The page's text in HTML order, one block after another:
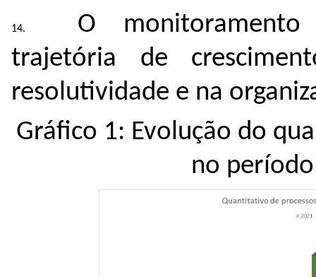
O
trajetória de
resolutividade e na
Gráfico 1: Evolução do
no